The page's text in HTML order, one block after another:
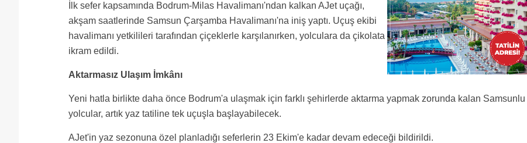
İlk sefer kapsamında Bodrum-Milas Havalimanı'ndan kalkan AJet uçağı,
akşam saatlerinde Samsun Çarşamba Havalimanı'na iniş yaptı. Uçuş ekibi
havalimanı yetkilileri tarafından çiçeklerle karşılanırken, yolculara da çikolata
ikram edildi.
Aktarmasız Ulaşım İmkânı
Yeni hatla birlikte daha önce Bodrum'a ulaşmak için farklı şehirlerde aktarma yapmak zorunda kalan Samsunlu
yolcular, artık yaz tatiline tek uçuşla başlayabilecek.
AJet'in yaz sezonuna özel planladığı seferlerin 23 Ekim'e kadar devam edeceği bildirildi.